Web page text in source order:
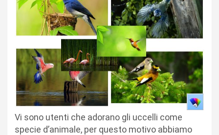
Vi sono utenti che adorano gli uccelli come
specie d’animale, per questo motivo abbiamo